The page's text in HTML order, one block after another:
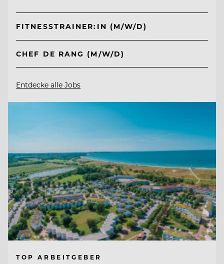
FITNESSTRAINER:IN (M/W/D)
CHEF DE RANG (M/W/D)
Entdecke alle Jobs
TOP ARBEITGEBER